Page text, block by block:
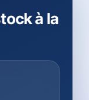
à la